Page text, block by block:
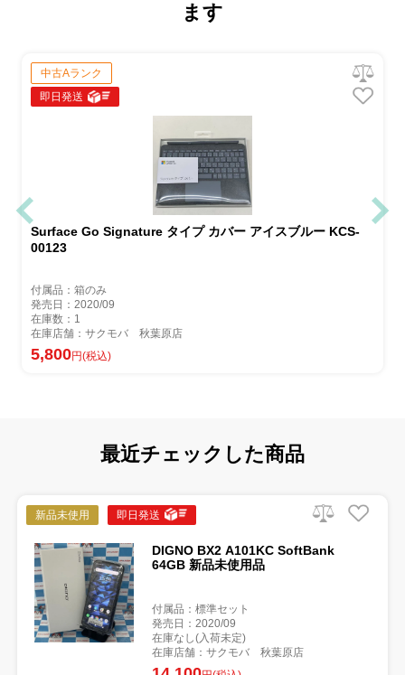
ます
中古Aランク
即日発送
Surface Go Signature タイプ カバー アイスブルー KCS-
00123
付属品：箱のみ
発売日：2020/09
在庫数：1
在庫店舗：サクモバ 秋葉原店
5,800円(税込)
最近チェックした商品
新品未使用 即日発送
DIGNO BX2 A101KC SoftBank
64GB 新品未使用品
付属品：標準セット
発売日：2020/09
在庫なし(入荷未定)
在庫店舗：サクモバ 秋葉原店